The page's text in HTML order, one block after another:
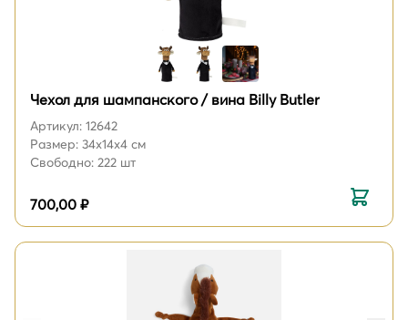
Чехол для шампанского / вина Billy Butler
Артикул: 12642
Размер: 34х14х4 см
Свободно: 222 шт
700,00 ₽